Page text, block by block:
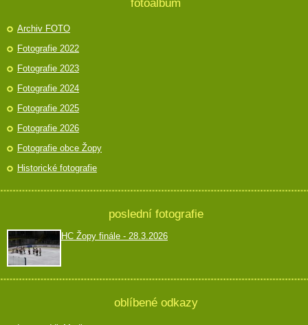
Archiv FOTO
Fotografie 2022
Fotografie 2023
Fotografie 2024
Fotografie 2025
Fotografie 2026
Fotografie obce Žopy
Historické fotografie
poslední fotografie
HC Žopy finále - 28.3.2026
oblíbené odkazy